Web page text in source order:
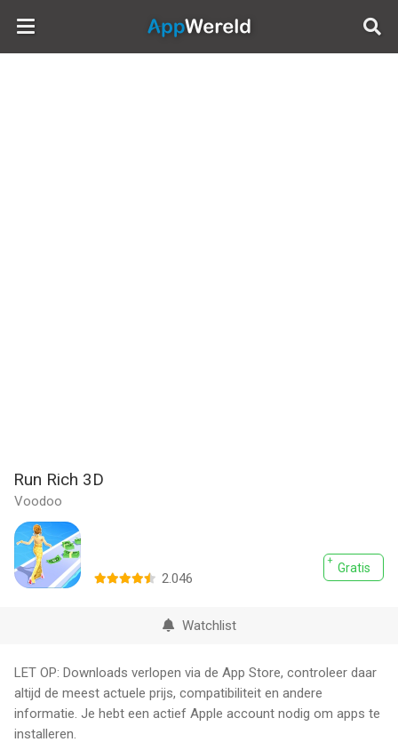
AppWereld
Run Rich 3D
Voodoo
Gratis
2.046
Watchlist
LET OP: Downloads verlopen via de App Store, controleer daar
altijd de meest actuele prijs, compatibiliteit en andere
informatie. Je hebt een actief Apple account nodig om apps te
installeren.